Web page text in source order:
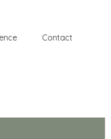
Contact